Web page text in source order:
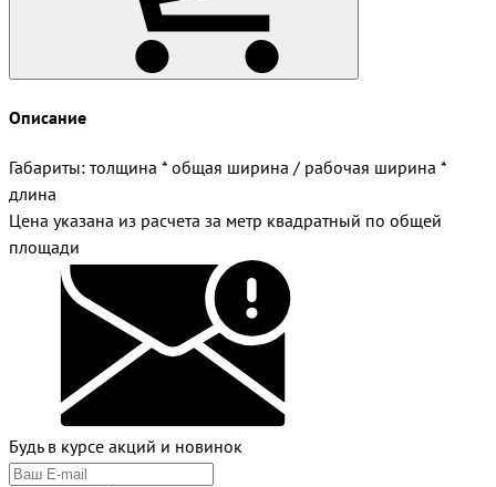
Описание
Габариты: толщина * общая ширина / рабочая ширина *
длина
Цена указана из расчета за метр квадратный по общей
площади
Будь в курсе акций и новинок